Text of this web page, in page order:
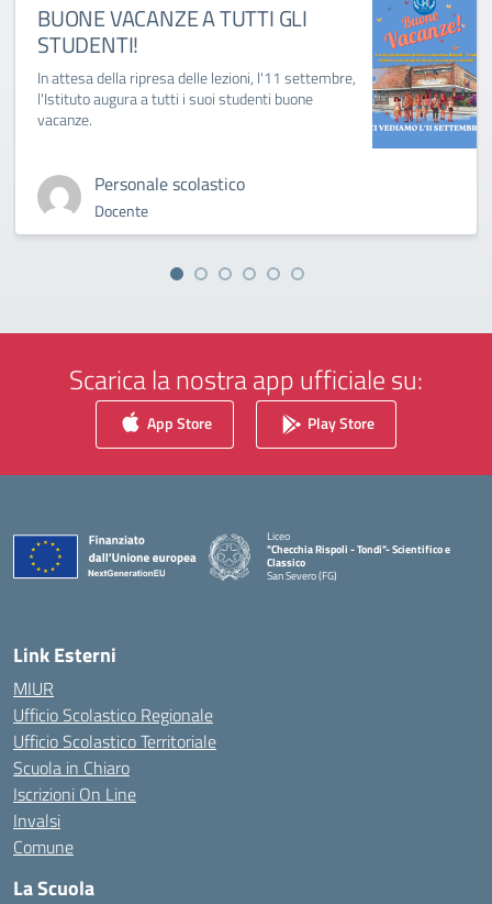
BUONE VACANZE A TUTTI GLI
STUDENTI!
In attesa della ripresa delle lezioni, l'11 settembre,
l'Istituto augura a tutti i suoi studenti buone
vacanze.
Personale scolastico
Docente
Scarica la nostra app ufficiale su:
App Store Play Store
Liceo
"Checchia Rispoli - Tondi"- Scientifico e
Classico
San Severo (FG)
Link Esterni
MIUR
Ufficio Scolastico Regionale
Ufficio Scolastico Territoriale
Scuola in Chiaro
Iscrizioni On Line
Invalsi
Comune
La Scuola